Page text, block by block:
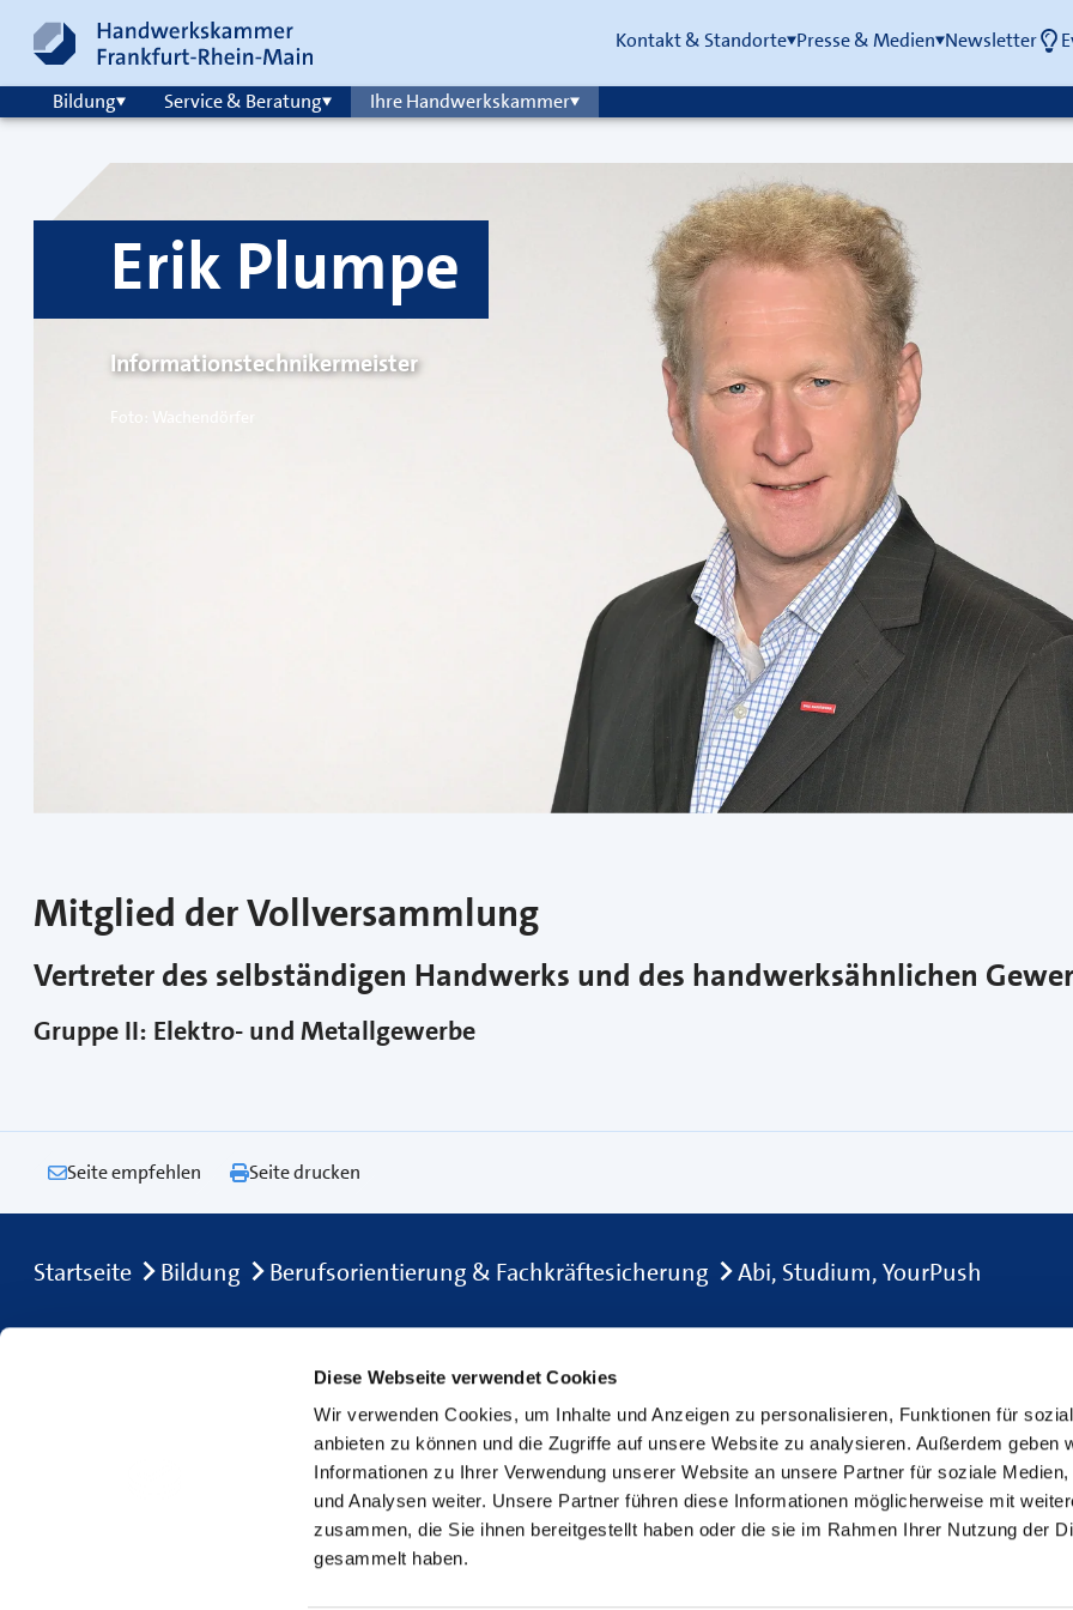
Diese Webseite verwendet Cookies
Wir verwenden Cookies, um Inhalte und Anzeigen zu personalisieren, Funktionen für
anbieten zu können und die Zugriffe auf unsere Website zu analysieren. Außerdem geben
Informationen zu Ihrer Verwendung unserer Website an unsere Partner für soziale Medien,
und Analysen weiter. Unsere Partner führen diese Informationen möglicherweise mit
zusammen, die Sie ihnen bereitgestellt haben oder die sie im Rahmen Ihrer Nutzung der
gesammelt haben.
Zum Inhalt springen
Hauptnavigation
Kontakt & Standorte Presse & Medien Newsletter
Bildung Service & Beratung Ihre Handwerkskammer
Erik Plumpe
Informationstechnikermeister
Foto: Wachendörfer
Mitglied der Vollversammlung
Vertreter des selbständigen Handwerks und des handwerksähnlichen
Gruppe II: Elektro- und Metallgewerbe
Seite empfehlen Seite drucken
Breadcrumb
Startseite Bildung Berufsorientierung & Fachkräftesicherung Abi, Studium, YourPush
Services
Kontakt
Standort
Events & Webinare
Presse
Deutsche Handwerks Zeitung
Newsletter